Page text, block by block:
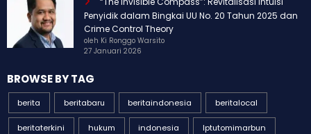
“The Invisible Compass”: Revitalisasi Intuisi
Penyidik dalam Bingkai UU No. 20 Tahun 2025 dan
Crime Control Theory
oleh Ki Ronggo Warsito
27 Januari 2026
BROWSE BY TAG
berita beritabaru beritaindonesia beritalocal